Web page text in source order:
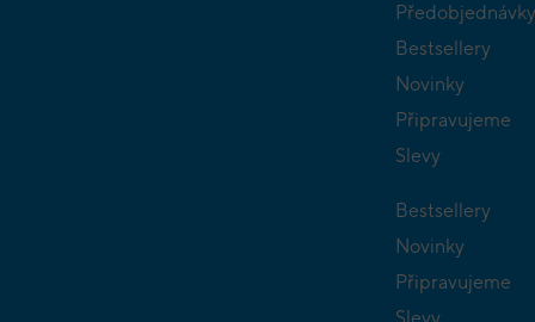
Předobjednávky
Bestsellery
Novinky
Připravujeme
Slevy
Bestsellery
Novinky
Připravujeme